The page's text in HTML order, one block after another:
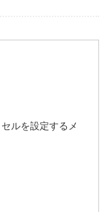
ルを設定するメ